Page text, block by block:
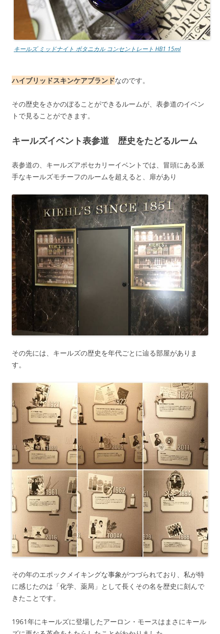
キールズ ミッドナイト ボタニカル コンセントレート HB1 15ml
ハイブリッドスキンケアブランドなのです。
その歴史をさかのぼることができるルームが、表参道のイベン
トで見ることができます。
キールズイベント表参道 歴史をたどるルーム
表参道の、キールズアポセカリーイベントでは、冒頭にある派
手なキールズモチーフのルームを超えると、扉があり
その先には、キールズの歴史を年代ごとに辿る部屋がありま
す。
その年のエポックメイキングな事象がつづられており、私が特
に感じたのは「化学、薬局」として長くその名を歴史に刻んで
きたことです。
1961年にキールズに登場したアーロン・モースはまさにキール